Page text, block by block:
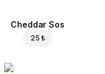
Cheddar Sos
25 ₺